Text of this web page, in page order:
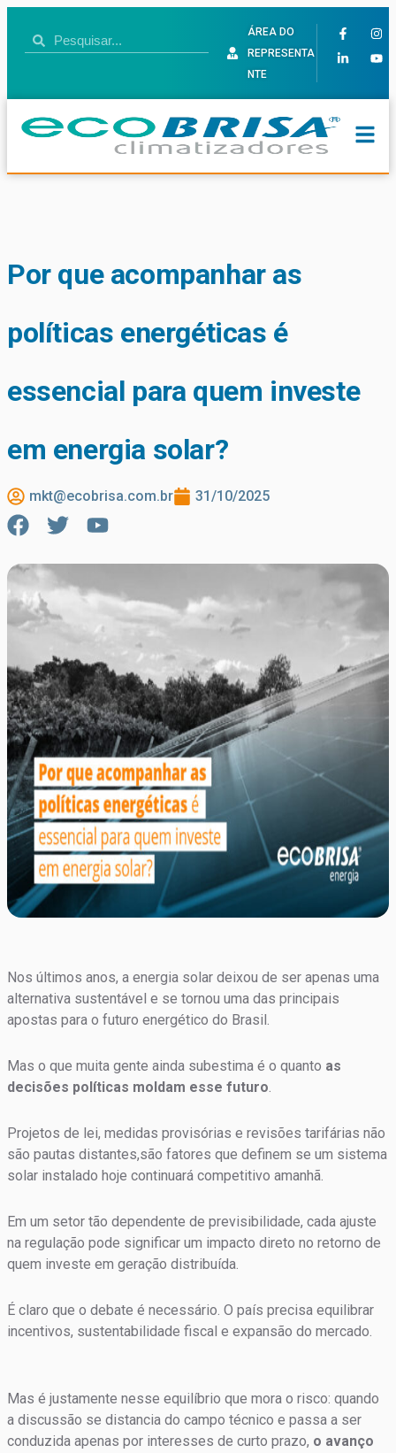
ÁREA DO
REPRESENTA
NTE
Por que acompanhar as
políticas energéticas é
essencial para quem investe
em energia solar?
mkt@ecobrisa.com.br 31/10/2025
Nos últimos anos, a energia solar deixou de ser apenas uma
alternativa sustentável e se tornou uma das principais
apostas para o futuro energético do Brasil.
Mas o que muita gente ainda subestima é o quanto as
decisões políticas moldam esse futuro.
Projetos de lei, medidas provisórias e revisões tarifárias não
são pautas distantes,são fatores que definem se um sistema
solar instalado hoje continuará competitivo amanhã.
Em um setor tão dependente de previsibilidade, cada ajuste
na regulação pode significar um impacto direto no retorno de
quem investe em geração distribuída.
É claro que o debate é necessário. O país precisa equilibrar
incentivos, sustentabilidade fiscal e expansão do mercado.
Mas é justamente nesse equilíbrio que mora o risco: quando
a discussão se distancia do campo técnico e passa a ser
conduzida apenas por interesses de curto prazo, o avanço